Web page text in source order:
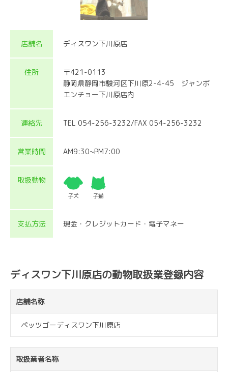
店舗名 ディスワン下川原店
住所
〒421-0113
静岡県静岡市駿河区下川原2-4-45 ジャンボ
エンチョー下川原店内
連絡先 TEL 054-256-3232/FAX 054-256-3232
営業時間 AM9:30~PM7:00
取扱動物
子犬 子猫
支払方法 現金・クレジットカード・電子マネー
ディスワン下川原店の動物取扱業登録内容
店舗名称
ペッツゴーディスワン下川原店
取扱業者名称